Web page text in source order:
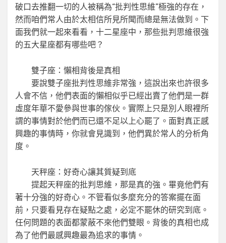
破口去推翻一切的人被稱為“批判性思維”極強的存在，
然而咱們常人由於太相信所見所聞而總是無法做到。下
面我們就一起來看看，十二星座中，那些批判思維很強
的五大星座都有哪些吧？
雙子座：懶相背後是真相
要說雙子座批判性思維非常強，這說出來也許很多
人會不信，他們表面的懶相似乎已經出賣了他們是一群
虛度年華不愛參與世事的傢伙。實際上只是別人眼裡所
謂的事情對於他們而已還不足以上心罷了。面對真正感
興趣的事情時，你就會見識到，他們異於常人的分析角
度。
天秤座：好奇心讓其質疑到底
提起天秤座的批判思維，那是真的強。畢竟他們有
著十分強的好奇心。不管看似多麼充分的答案擺在面
前，只要看見存在疑點之處，必定不罷休的研究到底。
任何問題的表面都蒙蔽不來他們雙眼。背後的真相也成
為了他們最感興趣最為追求的事情。